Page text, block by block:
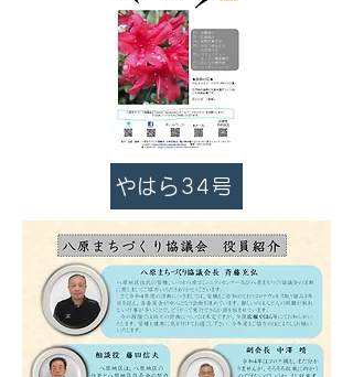
やはら34号